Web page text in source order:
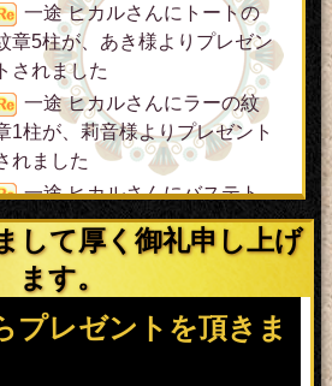
一途 ヒカルさんにトートの
章5柱が、あき様よりプレゼン
トされました
一途 ヒカルさんにラーの紋
1柱が、莉音様よりプレゼント
れました
一途 ヒカルさんにバステト
紋章10柱が、あき様よりプレ
ントされました
一途 ヒカルさんにセトの紋
5柱が、あき様よりプレゼント
れました
して厚く御礼申し上げ
ます。
プレゼントを頂きま